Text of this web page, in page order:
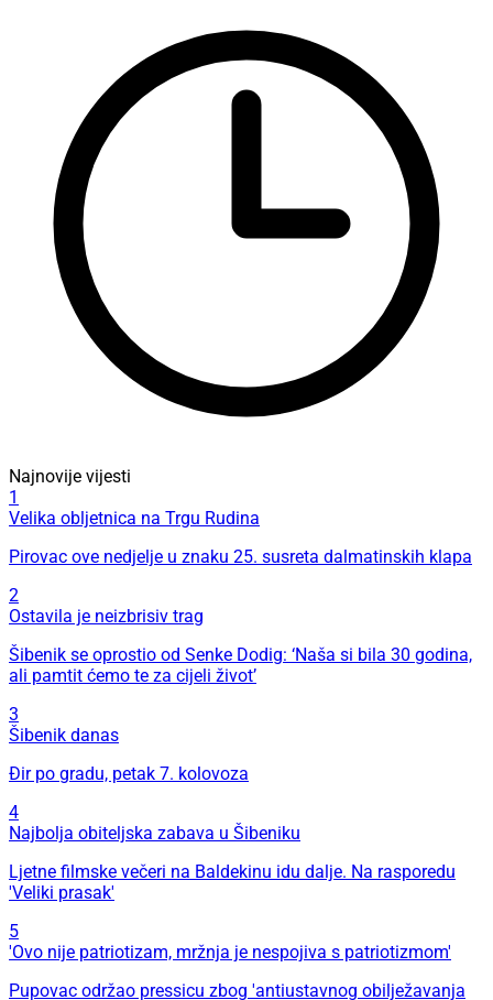
Najnovije vijesti
1
Velika obljetnica na Trgu Rudina
Pirovac ove nedjelje u znaku 25. susreta dalmatinskih klapa
2
Ostavila je neizbrisiv trag
Šibenik se oprostio od Senke Dodig: ‘Naša si bila 30 godina,
ali pamtit ćemo te za cijeli život’
3
Šibenik danas
Đir po gradu, petak 7. kolovoza
4
Najbolja obiteljska zabava u Šibeniku
Ljetne filmske večeri na Baldekinu idu dalje. Na rasporedu
'Veliki prasak'
5
'Ovo nije patriotizam, mržnja je nespojiva s patriotizmom'
Pupovac održao pressicu zbog 'antiustavnog obilježavanja